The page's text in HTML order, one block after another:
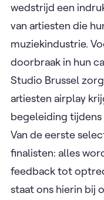
wedstrijd een
van artiesten die
muziekindustrie.
doorbraak in hun
Studio Brussel
artiesten airplay
begeleiding
Van de eerste
finalisten: alles
feedback tot
staat ons hierin bij